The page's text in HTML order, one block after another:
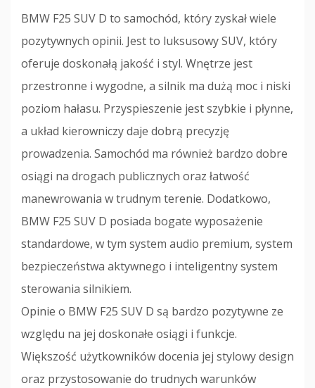
BMW F25 SUV D to samochód, który zyskał wiele
pozytywnych opinii. Jest to luksusowy SUV, który
oferuje doskonałą jakość i styl. Wnętrze jest
przestronne i wygodne, a silnik ma dużą moc i niski
poziom hałasu. Przyspieszenie jest szybkie i płynne,
a układ kierowniczy daje dobrą precyzję
prowadzenia. Samochód ma również bardzo dobre
osiągi na drogach publicznych oraz łatwość
manewrowania w trudnym terenie. Dodatkowo,
BMW F25 SUV D posiada bogate wyposażenie
standardowe, w tym system audio premium, system
bezpieczeństwa aktywnego i inteligentny system
sterowania silnikiem.
Opinie o BMW F25 SUV D są bardzo pozytywne ze
względu na jej doskonałe osiągi i funkcje.
Większość użytkowników docenia jej stylowy design
oraz przystosowanie do trudnych warunków